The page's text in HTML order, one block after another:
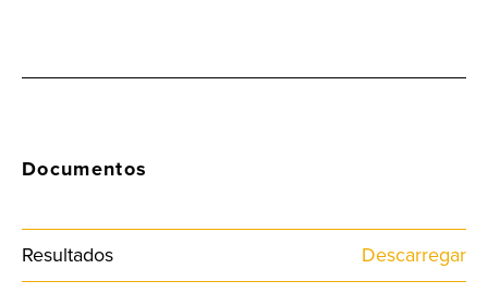
Documentos
Resultados Descarregar